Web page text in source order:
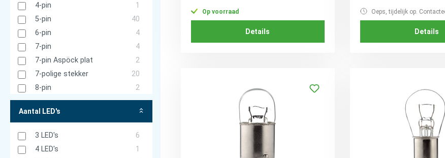
Zeca
22
4-pin
1
5-pin
40
6-pin
4
7-pin
4
7-pin Aspöck plat
2
7-polige stekker
20
8-pin
2
12V stekker -
Sigarettenaansteker
16
Aantal LED's
3 LED's
6
4 LED's
1
Op voorraad
Details
Oeps, tijdelijk op.
Details